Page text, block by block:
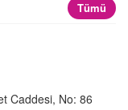
Tümü
Caddesi, No: 86